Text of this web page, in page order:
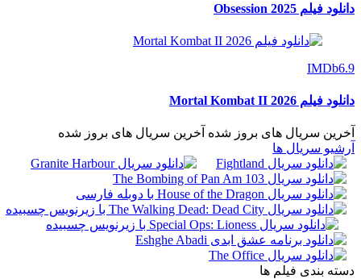
دانلود فیلم Obsession 2025
IMDb6.9
دانلود فیلم Mortal Kombat II 2026
آخرین سریال های بروز شده آخرین سریال های بروز شده
آرشیو سریال ها
دسته بندی فیلم ها